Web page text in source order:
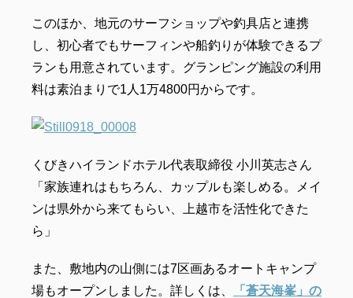
このほか、地元のサーフショップや釣具店と連携
し、初心者でもサーフィンや船釣りが体験できるプ
ランも用意されています。グランピング施設の利用
料は素泊まりで1人1万4800円からです。
くびきハイランドホテル代表取締役 小川英志さん
「家族連れはもちろん、カップルも楽しめる。メイ
ンは県外から来てもらい、上越市を活性化できた
ら」
また、敷地内の山側には7区画あるオートキャンプ
場もオープンしました。詳しくは、
「蒼天海峯」の